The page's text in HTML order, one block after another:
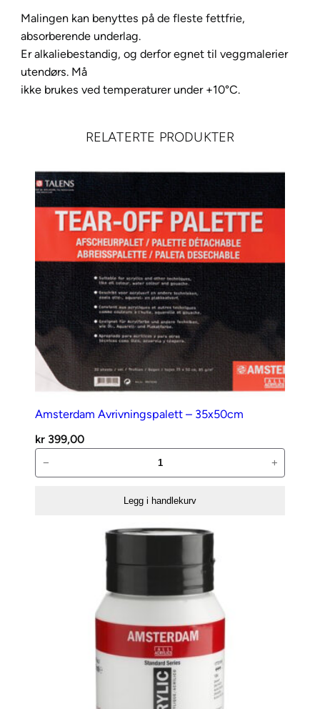
n
n
a
t
l
Malingen kan benyttes på de fleste fettfrie,
absorberende underlag.
Er alkaliebestandig, og derfor egnet til veggmalerier
utendørs. Må
ikke brukes ved temperaturer under +10°C.
RELATERTE PRODUKTER
Amsterdam Avrivningspalett – 35x50cm
kr 399,00
Avrivningspalett
− +
Legg i handlekurv